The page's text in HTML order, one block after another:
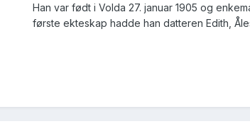
Han var født i Volda 27. januar 1905 og
første ekteskap hadde han datteren Edith,